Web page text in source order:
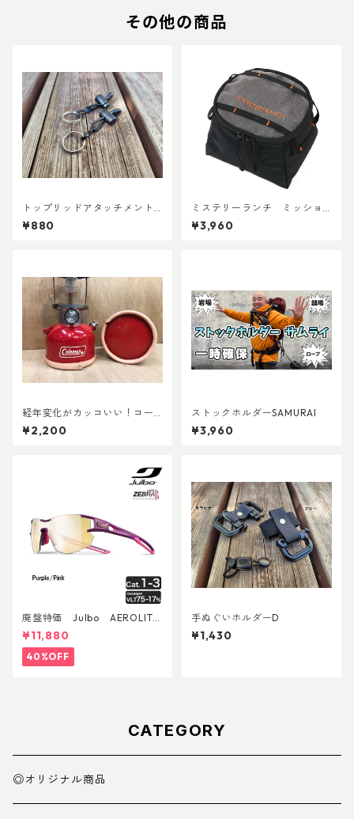
その他の商品
トップリッドアタッチメント
(ペア)
¥880
ミステリーランチ ミッショ
ンパッキングキューブ S ブラ
ック
¥3,960
経年変化がカッコいい！コー
ルマン・ランタン用ボトムレ
ザーカバー135mm
¥2,200
ストックホルダーSAMURAI
¥3,960
廃盤特価 Julbo AEROLITE
AsianFit
¥11,880
40%OFF
手ぬぐいホルダーD
¥1,430
CATEGORY
◎オリジナル商品